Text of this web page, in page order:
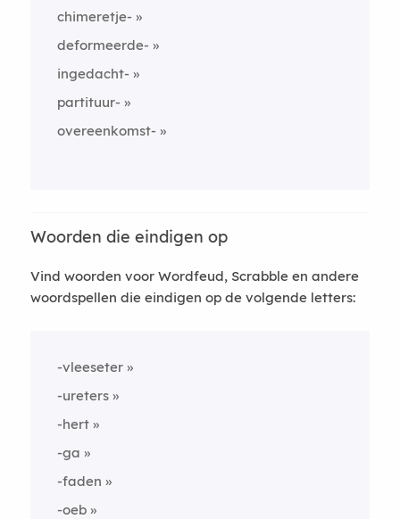
chimeretje-
deformeerde-
ingedacht-
partituur-
overeenkomst-
Woorden die eindigen op
Vind woorden voor Wordfeud, Scrabble en andere
woordspellen die eindigen op de volgende letters:
-vleeseter
-ureters
-hert
-ga
-faden
-oeb